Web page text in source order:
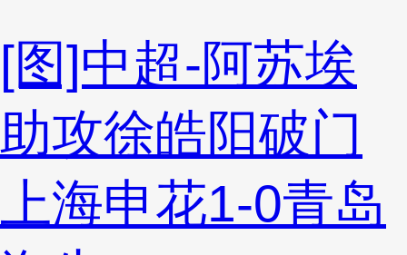
[图]中超-阿苏埃
助攻徐皓阳破门
上海申花1-0青岛